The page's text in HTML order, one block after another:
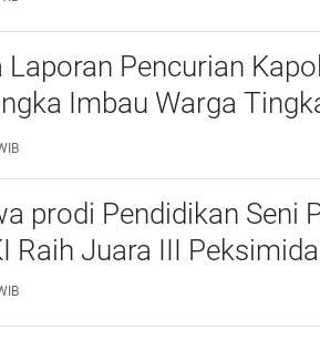
Laporan Pencurian
Imbau Warga
prodi Pendidikan Seni
Raih Juara III Peksimida